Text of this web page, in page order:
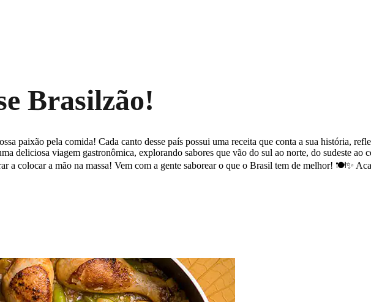
Brasilzão!
paixão pela comida! Cada canto desse país possui uma receita que conta a sua história,
deliciosa viagem gastronômica, explorando sabores que vão do sul ao norte, do sudeste ao
a colocar a mão na massa! Vem com a gente saborear o que o Brasil tem de melhor! 🍽️✨